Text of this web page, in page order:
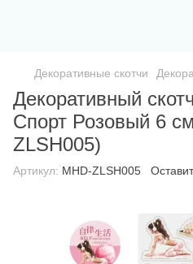
Декоративные скотчи
Декоративный
Спорт Розовый 6
ZLSH005)
Артикул: MHD-ZLSH005